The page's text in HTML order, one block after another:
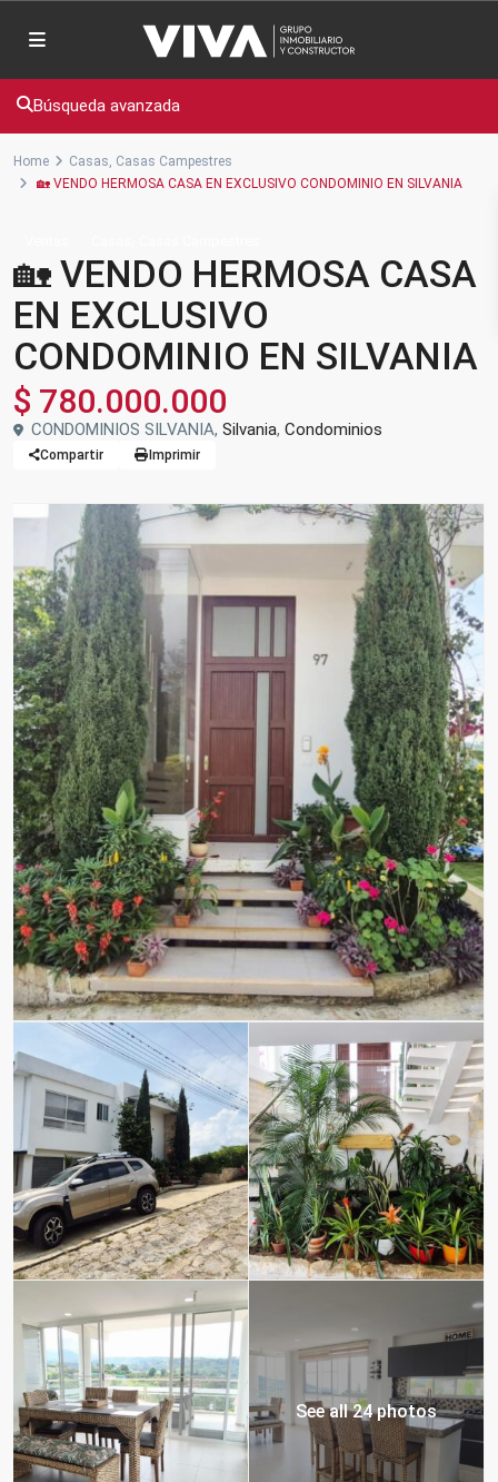
Búsqueda avanzada
Home Casas, Casas Campestres
🏡 VENDO HERMOSA CASA EN EXCLUSIVO CONDOMINIO EN SILVANIA
🏡 VENDO HERMOSA CASA
EN EXCLUSIVO
CONDOMINIO EN SILVANIA
$ 780.000.000
CONDOMINIOS SILVANIA, Silvania, Condominios
Compartir Imprimir
See all 24 photos